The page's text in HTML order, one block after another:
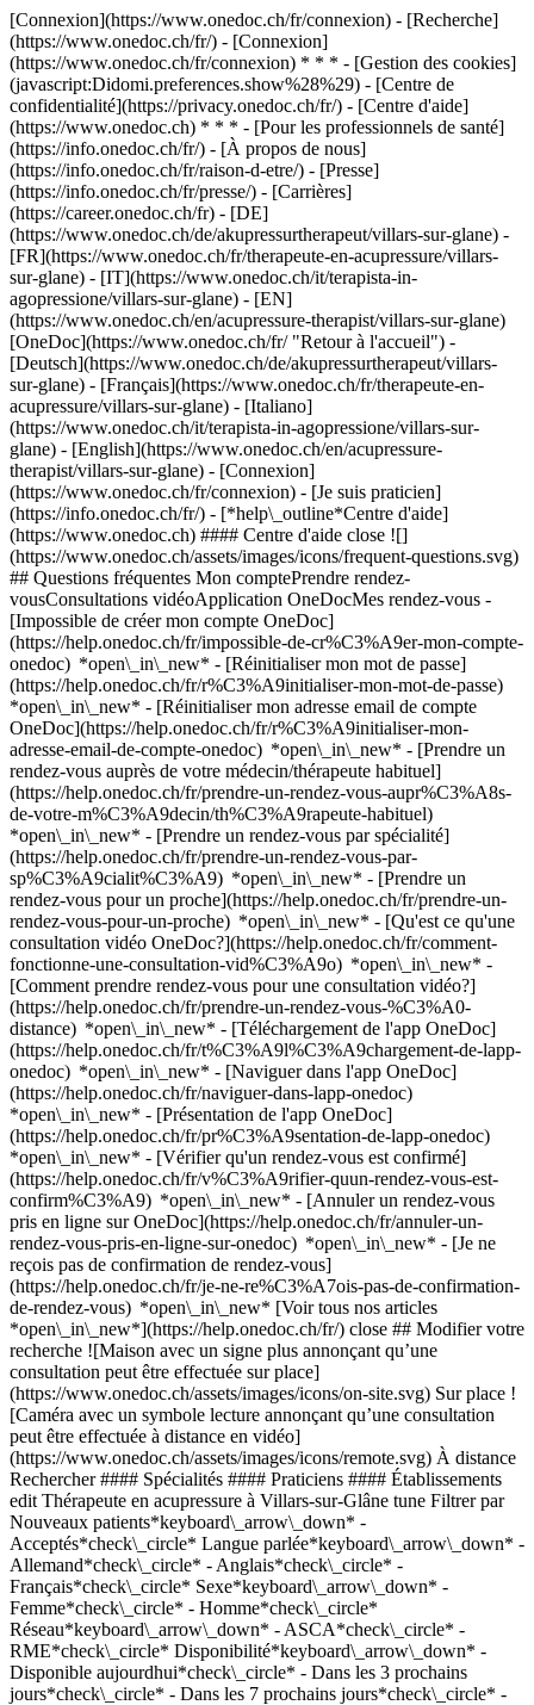
[Connexion](https://www.onedoc.ch/fr/connexion) - [Recherche]
(https://www.onedoc.ch/fr/) - [Connexion]
(https://www.onedoc.ch/fr/connexion) * * * - [Gestion des cookies]
(javascript:Didomi.preferences.show%28%29) - [Centre de
confidentialité](https://privacy.onedoc.ch/fr/) - [Centre d'aide]
(https://www.onedoc.ch) * * * - [Pour les professionnels de santé]
(https://info.onedoc.ch/fr/) - [À propos de nous]
(https://info.onedoc.ch/fr/raison-d-etre/) - [Presse]
(https://info.onedoc.ch/fr/presse/) - [Carrières]
(https://career.onedoc.ch/fr) - [DE]
(https://www.onedoc.ch/de/akupressurtherapeut/villars-sur-glane) -
[FR](https://www.onedoc.ch/fr/therapeute-en-acupressure/villars-
sur-glane) - [IT](https://www.onedoc.ch/it/terapista-in-
agopressione/villars-sur-glane) - [EN]
(https://www.onedoc.ch/en/acupressure-therapist/villars-sur-glane)
[OneDoc](https://www.onedoc.ch/fr/ "Retour à l'accueil") -
[Deutsch](https://www.onedoc.ch/de/akupressurtherapeut/villars-
sur-glane) - [Français](https://www.onedoc.ch/fr/therapeute-en-
acupressure/villars-sur-glane) - [Italiano]
(https://www.onedoc.ch/it/terapista-in-agopressione/villars-sur-
glane) - [English](https://www.onedoc.ch/en/acupressure-
therapist/villars-sur-glane) - [Connexion]
(https://www.onedoc.ch/fr/connexion) - [Je suis praticien]
(https://info.onedoc.ch/fr/) - [*help\_outline*Centre d'aide]
(https://www.onedoc.ch) #### Centre d'aide close ![]
(https://www.onedoc.ch/assets/images/icons/frequent-questions.svg)
## Questions fréquentes Mon comptePrendre rendez-
vousConsultations vidéoApplication OneDocMes rendez-vous -
[Impossible de créer mon compte OneDoc]
(https://help.onedoc.ch/fr/impossible-de-cr%C3%A9er-mon-compte-
onedoc) *open\_in\_new* - [Réinitialiser mon mot de passe]
(https://help.onedoc.ch/fr/r%C3%A9initialiser-mon-mot-de-passe)
*open\_in\_new* - [Réinitialiser mon adresse email de compte
OneDoc](https://help.onedoc.ch/fr/r%C3%A9initialiser-mon-
adresse-email-de-compte-onedoc) *open\_in\_new* - [Prendre un
rendez-vous auprès de votre médecin/thérapeute habituel]
(https://help.onedoc.ch/fr/prendre-un-rendez-vous-aupr%C3%A8s-
de-votre-m%C3%A9decin/th%C3%A9rapeute-habituel)
*open\_in\_new* - [Prendre un rendez-vous par spécialité]
(https://help.onedoc.ch/fr/prendre-un-rendez-vous-par-
sp%C3%A9cialit%C3%A9) *open\_in\_new* - [Prendre un
rendez-vous pour un proche](https://help.onedoc.ch/fr/prendre-un-
rendez-vous-pour-un-proche) *open\_in\_new* - [Qu'est ce qu'une
consultation vidéo OneDoc?](https://help.onedoc.ch/fr/comment-
fonctionne-une-consultation-vid%C3%A9o) *open\_in\_new* -
[Comment prendre rendez-vous pour une consultation vidéo?]
(https://help.onedoc.ch/fr/prendre-un-rendez-vous-%C3%A0-
distance) *open\_in\_new* - [Téléchargement de l'app OneDoc]
(https://help.onedoc.ch/fr/t%C3%A9l%C3%A9chargement-de-lapp-
onedoc) *open\_in\_new* - [Naviguer dans l'app OneDoc]
(https://help.onedoc.ch/fr/naviguer-dans-lapp-onedoc)
*open\_in\_new* - [Présentation de l'app OneDoc]
(https://help.onedoc.ch/fr/pr%C3%A9sentation-de-lapp-onedoc)
*open\_in\_new* - [Vérifier qu'un rendez-vous est confirmé](https://help.onedoc.ch/fr/v%C3%A9rifier-quun-rendez-vous-est-confirm%C3%A9) *open\_in\_new* - [Annuler un rendez-vous pris en ligne sur OneDoc](https://help.onedoc.ch/fr/annuler-un-rendez-vous-pris-en-ligne-sur-onedoc) *open\_in\_new* - [Je ne reçois pas de confirmation de rendez-vous](https://help.onedoc.ch/fr/je-ne-re%C3%A7ois-pas-de-confirmation-de-rendez-vous) *open\_in\_new* [Voir tous nos articles *open\_in\_new*](https://help.onedoc.ch/fr/) close ## Modifier votre recherche ![Maison avec un signe plus annonçant qu’une consultation peut être effectuée sur place](https://www.onedoc.ch/assets/images/icons/on-site.svg) Sur place ![Caméra avec un symbole lecture annonçant qu’une consultation peut être effectuée à distance en vidéo](https://www.onedoc.ch/assets/images/icons/remote.svg) À distance Rechercher #### Spécialités #### Praticiens #### Établissements edit Thérapeute en acupressure à Villars-sur-Glâne tune Filtrer par Nouveaux patients*keyboard\_arrow\_down* - Acceptés*check\_circle* Langue parlée*keyboard\_arrow\_down* - Allemand*check\_circle* - Anglais*check\_circle* - Français*check\_circle* Sexe*keyboard\_arrow\_down* - Femme*check\_circle* - Homme*check\_circle* Réseau*keyboard\_arrow\_down* - ASCA*check\_circle* - RME*check\_circle* Disponibilité*keyboard\_arrow\_down* - Disponible aujourdhui*check\_circle* - Dans les 3 prochains jours*check\_circle* - Dans les 7 prochains jours*check\_circle* - Dans les 14 prochains jours*check\_circle* # Thérapeute en acupressure dans les environs de Villars-sur-Glâne: prenez rendez-vous en ligne aujourd'hui [![Mme Aurélie Hottinger, thérapeute en acupressure à Marly](https://assets.onedoc.ch/images/users/5890e9a5369392f6a54a49be8caf84e53957e3621a4e2758ae14e2a88a94b182-small.jpg "Mme Aurélie Hottinger, thérapeute en acupressure à Marly")](https://www.onedoc.ch/fr/therapeute-en-acupressure/marly/pcmgt/aurelie-hottinger) ### [Mme Aurélie Hottinger](https://www.onedoc.ch/fr/therapeute-en-acupressure/marly/pcmgt/aurelie-hottinger) ![Badge indiquant un profil vérifié](https://www.onedoc.ch/assets/images/icons/checkmark.svg) [Thérapeute en acupressure](https://www.onedoc.ch/fr/therapeute-en-acupressure/marly) Cabinet Millevies à Marly (Fr) au bâtiment Marlymed Route du Midi 12a 1723 Marly ![Mme Aurélie Hottinger est affiliée au réseau ASCA](https://assets.onedoc.ch/images/networks/logos/496d325fd4282f2f0a46197dd629fd16fcd2d324839e441a2a65aaa74df08a15-small.png)![Mme Aurélie Hottinger est affiliée au réseau RME](https://assets.onedoc.ch/images/networks/logos/a202aabd14cdddb5ff03205af2481fb805645ff903773c55a6c572d22f23762e-small.png) ![Icône caméra avec un symbole lecture annonçant que le professionnel de santé propose des consultations vidéo](https://www.onedoc.ch/assets/images/icons/video-consultations.svg)Consultations vidéo disponibles ![Icône patient avec un signe plus annonçant que le professionnel accepte de nouveaux patients](https://www.onedoc.ch/assets/images/icons/new-patients.svg)Accepte les nouveaux patients [Réserver un RDV](https://www.onedoc.ch/fr/therapeute-en-acupressure/marly/pcmgt/aurelie-hottinger) *chevron\_left* lun. 03 août *chevron\_right* Voir plus de rendez-vous *error\_outline* Une erreur s'est produite lors du chargement des disponibilités [Réessayer](https://www.onedoc.ch) [![Mme Corinne Maillard, thérapeute en acupressure à Meyriez](https://assets.onedoc.ch/images/users/744723f99b413ad069d79aa3e048d6a7d7740a3f77fa9c16e5f3a9016f3bde46-small.jpg "Mme Corinne Maillard, thérapeute en acupressure à Meyriez")](https://www.onedoc.ch/fr/therapeute-en-acupressure/meyriez/pcrsd/corinne-maillard) ### [Mme Corinne Maillard](https://www.onedoc.ch/fr/therapeute-en-acupressure/meyriez/pcrsd/corinne-maillard) ![Badge indiquant un profil vérifié](https://www.onedoc.ch/assets/images/icons/checkmark.svg) [Thérapeute en acupressure](https://www.onedoc.ch/fr/therapeute-en-acupressure/meyriez) Cabinet de Thérapie informationnelle | Corinne Maillard Recheraulaz 1 3280 Meyriez ![Mme Corinne Maillard est affiliée au réseau ASCA](https://assets.onedoc.ch/images/networks/logos/496d325fd4282f2f0a46197dd629fd16fcd2d324839e441a2a65aaa74df08a15-small.png)![Mme Corinne Maillard est affiliée au réseau RME](https://assets.onedoc.ch/images/networks/logos/a202aabd14cdddb5ff03205af2481fb805645ff903773c55a6c572d22f23762e-small.png) ![Icône patient avec un signe plus annonçant que le professionnel accepte de nouveaux patients](https://www.onedoc.ch/assets/images/icons/new-patients.svg)Accepte les nouveaux patients [Réserver un RDV](https://www.onedoc.ch/fr/therapeute-en-acupressure/meyriez/pcrsd/corinne-maillard) *chevron\_left* lun. 03 août *chevron\_right* Voir plus de rendez-vous *error\_outline* Une erreur s'est produite lors du chargement des disponibilités [Réessayer](https://www.onedoc.ch) [![Mme Nathalie Mabboux, réflexologue à Broc](https://assets.onedoc.ch/images/users/64589030f09a3aaf0db8adcf734ff3f8247ff5dec1d0616d02ca3a5f6369d0b2-small.jpg "Mme Nathalie Mabboux, réflexologue à Broc")](https://www.onedoc.ch/fr/reflexologue/broc/pcor7/nathalie-mabboux) ### [Mme Nathalie Mabboux](https://www.onedoc.ch/fr/reflexologue/broc/pcor7/nathalie-mabboux) ![Badge indiquant un profil vérifié](https://www.onedoc.ch/assets/images/icons/checkmark.svg) [Réflexologue](https://www.onedoc.ch/fr/reflexologue/broc), [Thérapeute en acupressure](https://www.onedoc.ch/fr/therapeute-en-acupressure/broc) Shakti Soins - réflexologie, acupressure, massage classique Rue de Montsalvens 11 1636 Broc ![Mme Nathalie Mabboux est affiliée au réseau ASCA](https://assets.onedoc.ch/images/networks/logos/496d325fd4282f2f0a46197dd629fd16fcd2d324839e441a2a65aaa74df08a15-small.png)![Mme Nathalie Mabboux est affiliée au réseau RME](https://assets.onedoc.ch/images/networks/logos/a202aabd14cdddb5ff03205af2481fb805645ff903773c55a6c572d22f23762e-small.png) ![Icône patient avec un signe plus annonçant que le professionnel accepte de nouveaux patients](https://www.onedoc.ch/assets/images/icons/new-patients.svg)Accepte les nouveaux patients [Réserver un RDV](https://www.onedoc.ch/fr/reflexologue/broc/pcor7/nathalie-mabboux) *chevron\_left* lun. 03 août *chevron\_right* Voir plus de rendez-vous *error\_outline* Une erreur s'est produite lors du chargement des disponibilités [Réessayer](https://www.onedoc.ch) [![Mme Milvi Duboc, thérapeute en acupressure à Marly](https://assets.onedoc.ch/images/users/3ee8be3ded136ee7d385e4a029b8599717a8a9b14012b1e128a6acdd58369c5b-small.png "Mme Milvi Duboc, thérapeute en acupressure à Marly")](https://www.onedoc.ch/fr/therapeute-en-acupressure/marly/pchsp/milvi-duboc) ### [Mme Milvi Duboc](https://www.onedoc.ch/fr/therapeute-en-acupressure/marly/pchsp/milvi-duboc) [Thérapeute en acupressure](https://www.onedoc.ch/fr/therapeute-en-acupressure/marly) Cabinet Mille Vies - Marlymed - Milvi Duboc Route du Midi 12a 1723 Marly ![Mme Milvi Duboc est affiliée au réseau ASCA](https://assets.onedoc.ch/images/networks/logos/496d325fd4282f2f0a46197dd629fd16fcd2d324839e441a2a65aaa74df08a15-small.png)![Mme Milvi Duboc est affiliée au réseau RME](https://assets.onedoc.ch/images/networks/logos/a202aabd14cdddb5ff03205af2481fb805645ff903773c55a6c572d22f23762e-small.png) ![Icône patient avec un signe plus annonçant que le professionnel accepte de nouveaux patients](https://www.onedoc.ch/assets/images/icons/new-patients.svg)Accepte les nouveaux patients [Réserver un RDV](https://www.onedoc.ch/fr/therapeute-en-acupressure/marly/pchsp/milvi-duboc) *chevron\_left* lun. 03 août *chevron\_right* Voir plus de rendez-vous Pas de disponibilités en ligne ces prochains jours ## __Thérapeutes en acupressure__: d'autres spécialistes consultent dans les environs de __Villars-sur-Glâne__ ### [Mme Ming Liu-Baier](https://www.onedoc.ch/fr/acupunctrice/fribourg/pck7t/ming-liu-baier) [Acupunctrice](https://www.onedoc.ch/fr/acupuncteur/fribourg), [Thérapeute en acupressure](https://www.onedoc.ch/fr/therapeute-en-acupressure/fribourg) [EvaDao TCM](https://www.onedoc.ch/fr/cabinet-paramedical/fribourg/e687/evadao-tcm) Boulevard de Pérolles 7A 1700 Fribourg ![Mme Ming Liu-Baier est affiliée au réseau ASCA](https://assets.onedoc.ch/images/networks/logos/496d325fd4282f2f0a46197dd629fd16fcd2d324839e441a2a65aaa74df08a15-small.png) [Voir profil](https://www.onedoc.ch/fr/acupunctrice/fribourg/pck7t/ming-liu-baier) #### Vous êtes un professionnel de santé et vous n'apparaissez pas dans cette recherche? Contactez-nous pour obtenir le référencement de votre cabinet. [Ajouter votre cabinet](https://info.onedoc.ch/fr/) 1. [OneDoc](https://www.onedoc.ch/fr/)/ 2. [Thérapeute en acupressure](https://www.onedoc.ch/fr/therapeute-en-acupressure)/ 3. [Canton de Fribourg](https://www.onedoc.ch/fr/therapeute-en-acupressure/canton-de-fribourg)/ 4. Villars-sur-Glâne ### Téléchargez l'app OneDoc Prenez rendez-vous en ligne chez un médecin, un dentiste ou un thérapeute proche de vous en Suisse. L'application OneDoc vous permet de gérer tous vos rendez-vous médicaux depuis votre natel, n'importe où et n'importe quand. ![Code QR redirigeant vers l’App Store ou Google Play pour télécharger l’app OneDoc Patients](https://www.onedoc.ch/assets/images/download-app-qr.jpeg) Scannez le QR code pour télécharger l’application [![Téléchargez notre application sur l'App Store!](https://www.onedoc.ch/assets/images/app-store-badge-fr.svg)](https://apps.apple.com/ch/app/onedoc/id1592376413?l=fr)[![Téléchargez notre application sur le Google Play Store!](https://www.onedoc.ch/assets/images/google-play-badge-fr.png)](https://play.google.com/store/apps/details?id=ch.onedoc.patient&hl=fr-CH) *keyboard\_arrow\_right* ## Affiner par expertise [Diabète à Villars-sur-Glâne](https://www.onedoc.ch/fr/diabete/villars-sur-glane)[Hypertension artérielle à Villars-sur-Glâne](https://www.onedoc.ch/fr/hyperte